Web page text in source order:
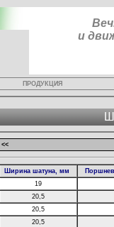
и
ПРОДУКЦИЯ
<<
Ширина шатуна, мм
19
20,5
20,5
20,5